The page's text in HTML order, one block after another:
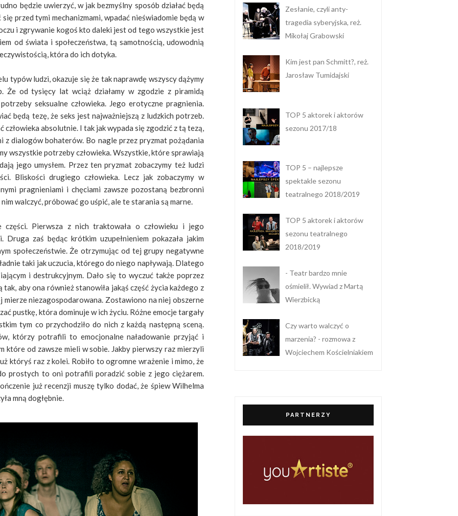
będzie uwierzyć, w jak bezmyślny sposób działać będą
przed tymi mechanizmami, wpadać nieświadomie będą w
i zgrywanie kogoś kto daleki jest od tego wszystkie jest
od świata i społeczeństwa, tą samotnością, udowodnią
która do ich dotyka.
typów ludzi, okazuje się że tak naprawdę wszyscy dążymy
Że od tysięcy lat wciąż działamy w zgodzie z piramidą
seksualne człowieka. Jego erotyczne pragnienia.
będą tezę, że seks jest najważniejszą z ludzkich potrzeb.
absolutnie. I tak jak wypada się zgodzić z tą tezą,
z dialogów bohaterów. Bo nagle przez pryzmat pożądania
wszystkie potrzeby człowieka. Wszystkie, które sprawiają
jego umysłem. Przez ten pryzmat zobaczymy też ludzi
Bliskości drugiego człowieka. Lecz jak zobaczymy w
pragnieniami i chęciami zawsze pozostaną bezbronni
walczyć, próbować go uśpić, ale te starania są marne.
Pierwsza z nich traktowała o człowieku i jego
zaś będąc krótkim uzupełnieniem pokazała jakim
społeczeństwie. Że otrzymując od tej grupy negatywne
taki jak uczucia, którego do niego napływają. Dlatego
i destrukcyjnym. Dało się to wyczuć także poprzez
aby ona również stanowiła jakąś część życia każdego z
niezagospodarowana. Zostawiono na niej obszerne
pustkę, która dominuje w ich życiu. Różne emocje targały
tym co przychodziło do nich z każdą następną sceną.
którzy potrafili to emocjonalne naładowanie przyjąć i
które od zawsze mieli w sobie. Jakby pierwszy raz mierzyli
któryś raz z kolei. Robiło to ogromne wrażenie i mimo, że
prostych to oni potrafili poradzić sobie z jego ciężarem.
już recenzji muszę tylko dodać, że śpiew Wilhelma
mną dogłębnie.
Zesłanie, czyli anty-
tragedia syberyjska, reż.
Mikołaj Grabowski
Kim jest pan Schmitt?, reż.
Jarosław Tumidajski
TOP 5 aktorek i aktorów
sezonu 2017/18
TOP 5 – najlepsze
spektakle sezonu
teatralnego 2018/2019
TOP 5 aktorek i aktorów
sezonu teatralnego
2018/2019
- Teatr bardzo mnie
ośmielił. Wywiad z Martą
Wierzbicką
Czy warto walczyć o
marzenia? - rozmowa z
Wojciechem Kościelniakiem
PARTNERZY